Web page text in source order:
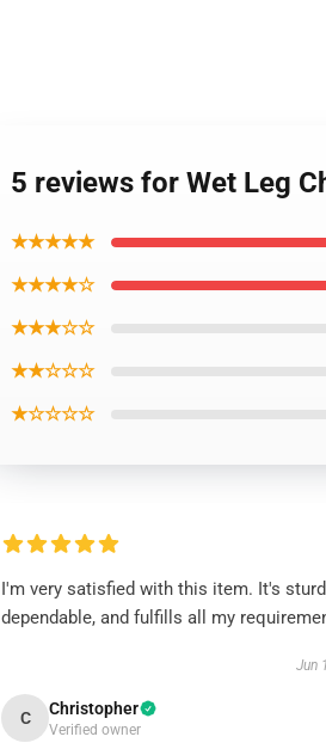
5 reviews for Wet Leg
★★★★★
★★★★☆
★★★☆☆
★★☆☆☆
★☆☆☆☆
I'm very satisfied with this item. It's
dependable, and fulfills all my
Jun
C Christopher
Verified owner